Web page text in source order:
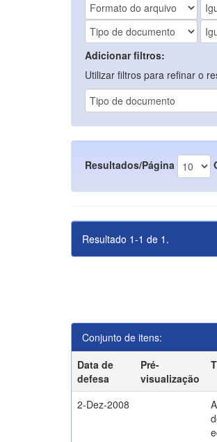
Adicionar filtros:
Utilizar filtros para refinar o
Resultados/Página
Resultado 1-1 de 1.
Conjunto de itens:
Data de
defesa
Pré-
visualização
2-Dez-2008